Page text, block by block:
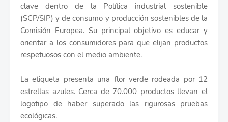
clave dentro de la Política industrial sostenible
(SCP/SIP) y de consumo y producción sostenibles de la
Comisión Europea. Su principal objetivo es educar y
orientar a los consumidores para que elijan productos
respetuosos con el medio ambiente.
La etiqueta presenta una flor verde rodeada por 12
estrellas azules. Cerca de 70.000 productos llevan el
logotipo de haber superado las rigurosas pruebas
ecológicas.